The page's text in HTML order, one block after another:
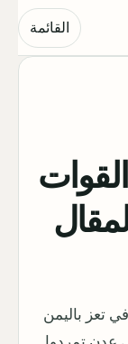
القائمة
القوات
تعز باليمن